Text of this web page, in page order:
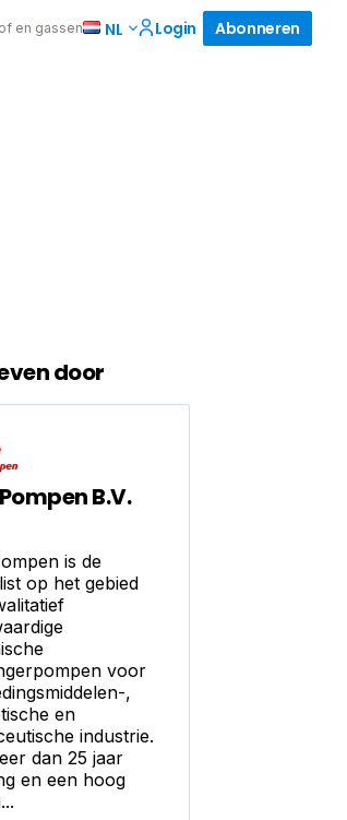
en gassen NL Login Abonneren
door
B.V.
is de
op het gebied
voor
,
en
industrie.
dan 25 jaar
en een hoog